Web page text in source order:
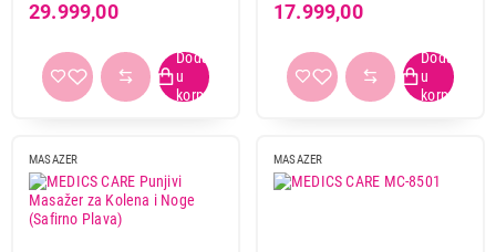
29.999,00 17.999,00
MASAZER MASAZER